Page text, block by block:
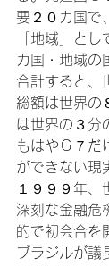
要２０カ国で
「地域」と
カ国・地域の
合計すると、
総額は世界の
は世界の３分
もはやＧ７だ
ができない現
１９９９年、
深刻な金融危
的で初会合を
ブラジルが議